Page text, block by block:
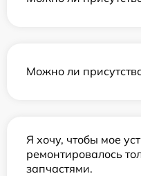
Можно ли
Я хочу, чтобы мое
ремонтировалось
запчастями.